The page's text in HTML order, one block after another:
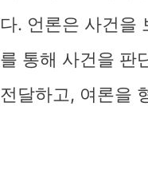
다. 언론은 사건을
를 통해 사건을 판
전달하고, 여론을